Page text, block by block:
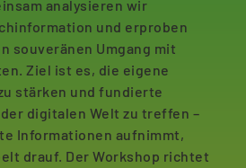
analysieren wir
und erproben
souveränen Umgang mit
Ziel ist es, die eigene
stärken und fundierte
digitalen Welt zu treffen –
Informationen aufnimmt,
drauf. Der Workshop richtet